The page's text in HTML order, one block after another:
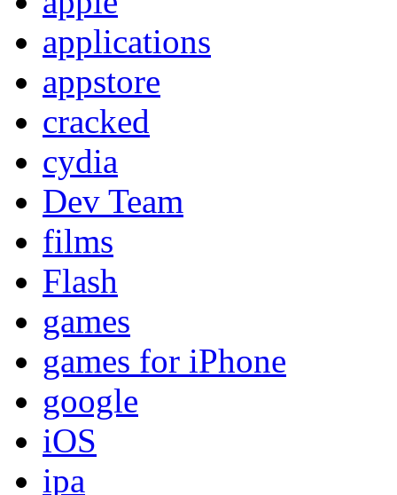
applications
appstore
cracked
cydia
Dev Team
films
Flash
games
games for iPhone
google
iOS
ipa